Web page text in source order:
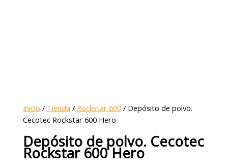
Inicio / Tienda / Rockstar 600 / Depósito de polvo.
Cecotec Rockstar 600 Hero
Depósito de polvo. Cecotec
Rockstar 600 Hero